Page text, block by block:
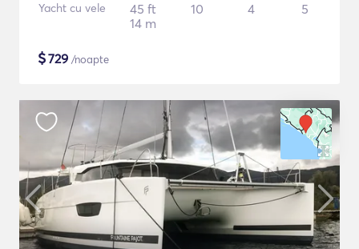
Yacht cu vele
45 ft
14 m
10 4 5
$729 /noapte